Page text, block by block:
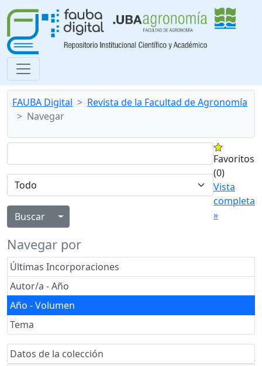
FAUBA Digital
Revista de la Facultad de Agronomía
Navegar
Alternar menú desplegable
Favoritos
(0)
Vista
completa
»
Navegar por
Últimas Incorporaciones
Autor/a - Año
Año - Volumen
Tema
Datos de la colección